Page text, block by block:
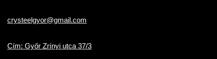
crysteelgyor@gmail.com
Cím: Győr Zrínyi utca 37/3